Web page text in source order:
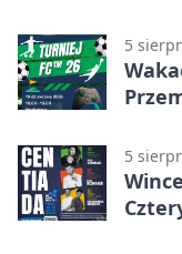
5
5